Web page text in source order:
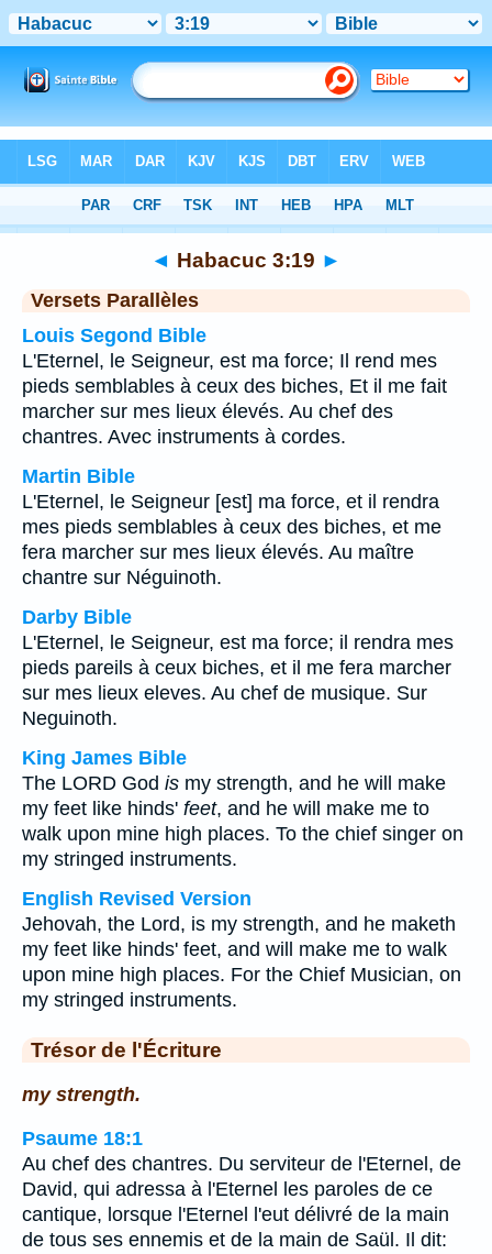
Chapitre 3 > Verset 19
◄ Habacuc 3:19 ►
Versets Parallèles
Louis Segond Bible
L'Eternel, le Seigneur, est ma force; Il rend mes
pieds semblables à ceux des biches, Et il me fait
marcher sur mes lieux élevés. Au chef des
chantres. Avec instruments à cordes.
Martin Bible
L'Eternel, le Seigneur [est] ma force, et il rendra
mes pieds semblables à ceux des biches, et me
fera marcher sur mes lieux élevés. Au maître
chantre sur Néguinoth.
Darby Bible
L'Eternel, le Seigneur, est ma force; il rendra mes
pieds pareils à ceux biches, et il me fera marcher
sur mes lieux eleves. Au chef de musique. Sur
Neguinoth.
King James Bible
The LORD God is my strength, and he will make
my feet like hinds' feet, and he will make me to
walk upon mine high places. To the chief singer on
my stringed instruments.
English Revised Version
Jehovah, the Lord, is my strength, and he maketh
my feet like hinds' feet, and will make me to walk
upon mine high places. For the Chief Musician, on
my stringed instruments.
Trésor de l'Écriture
my strength.
Psaume 18:1
Au chef des chantres. Du serviteur de l'Eternel, de
David, qui adressa à l'Eternel les paroles de ce
cantique, lorsque l'Eternel l'eut délivré de la main
de tous ses ennemis et de la main de Saül. Il dit: